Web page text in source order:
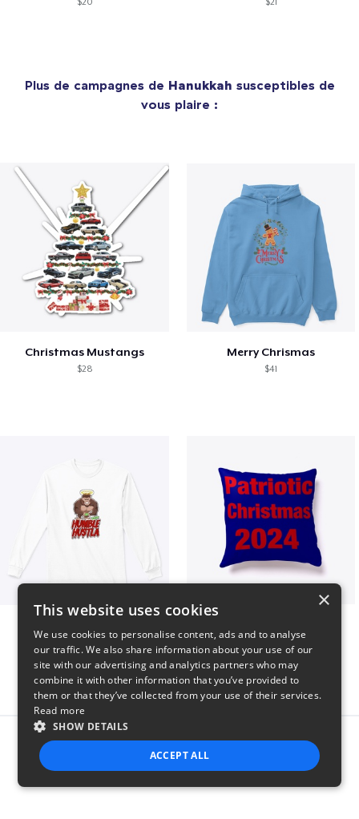
Plus de campagnes de Hanukkah susceptibles de
vous plaire :
Christmas Mustangs
$28
Merry Chrismas
$41
$31 $29
Report this product
×
This website uses cookies
We use cookies to personalise content, ads and to analyse
our traffic. We also share information about your use of our
site with our advertising and analytics partners who may
combine it with other information that you’ve provided to
them or that they’ve collected from your use of their services.
Read more
SHOW DETAILS
ACCEPT ALL
STRICTLY NECESSARY PERFORMANCE